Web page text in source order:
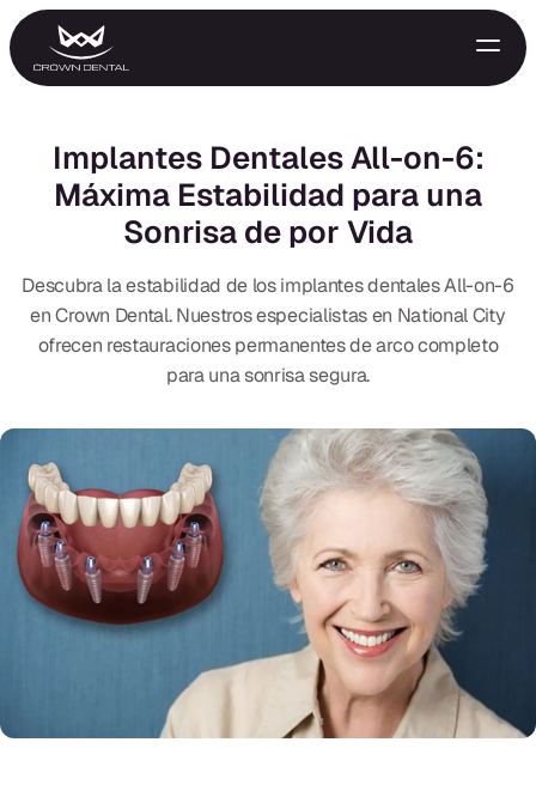
GENERAL
Extracciones
Protectores Nocturnos
Exámenes Orales
Tratamiento Periodontal
Tratamiento de Conducto
Implantes Dentales All-on-6:
Máxima Estabilidad para una
Sonrisa de por Vida
Descubra la estabilidad de los implantes dentales All-on-6
en Crown Dental. Nuestros especialistas en National City
ofrecen restauraciones permanentes de arco completo
para una sonrisa segura.